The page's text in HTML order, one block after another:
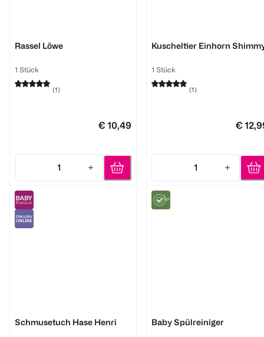
Rassel Löwe
1 Stück
(1)
€ 10,49
1
Quantity: 1
Kuscheltier Einhorn
1 Stück
(1)
€
1
Quantity: 1
Schmusetuch Hase Henri Baby Spülreiniger